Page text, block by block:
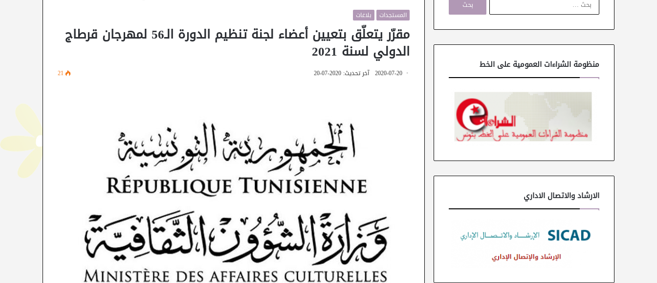
المستجدات بلاغات
مقرّر يتعلّق بتعيين أعضاء لجنة تنظيم الدورة الـ56 لمهرجان قرطاج
الدولي لسنة 2021
2020-07-20 آخر تحديث: 2020-07-20 21
ح
ن
منظومة الشراءات العمومية على الخط
الارشاد والاتصال الاداري